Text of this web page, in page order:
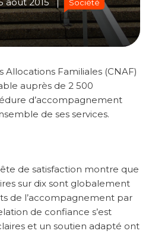
août 2015 Société
Allocations Familiales (CNAF)
auprès de 2 500
d’accompagnement
de ses services.
de satisfaction montre que
sur dix sont globalement
de l’accompagnement par
de confiance s’est
et un soutien adapté ont